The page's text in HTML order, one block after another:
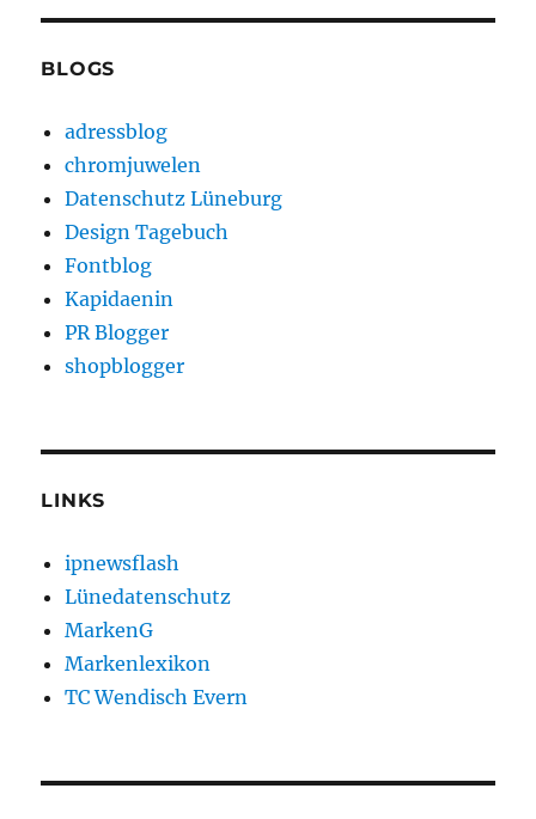
BLOGS
adressblog
chromjuwelen
Datenschutz Lüneburg
Design Tagebuch
Fontblog
Kapidaenin
PR Blogger
shopblogger
LINKS
ipnewsflash
Lünedatenschutz
MarkenG
Markenlexikon
TC Wendisch Evern